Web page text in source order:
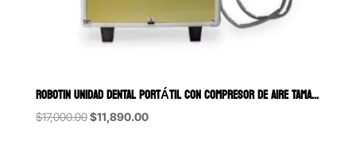
ROBOTIN UNIDAD DENTAL PORTÁTIL CON COMPRESOR DE AIRE TAMAÑO CHICO
$17,000.00Original
$11,890.00Current